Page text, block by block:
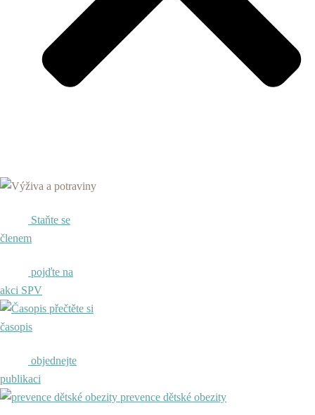
Staňte se
členem
pojďte na
akci SPV
přečtěte si
časopis
objednejte
publikaci
prevence dětské obezity